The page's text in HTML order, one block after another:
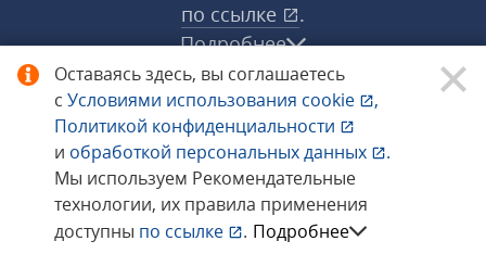
Оставаясь здесь, вы соглашаетесь
с Условиями использования cookie
,
Политикой конфиденциальности
и обработкой персональных данных
.
Мы используем Рекомендательные
технологии, их правила применения
доступны по ссылке . Подробнее
по ссылке
.
Подробнее
© 1998−2026 «1С‑Рарус» ®. Все права
защищены.
Сообщить об ошибке